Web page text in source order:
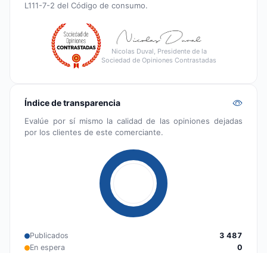
L111-7-2 del Código de consumo.
Nicolas Duval, Presidente de la
Sociedad de Opiniones Contrastadas
Índice de transparencia
Evalúe por sí mismo la calidad de las opiniones dejadas
por los clientes de este comerciante.
Publicados
3 487
En espera
0